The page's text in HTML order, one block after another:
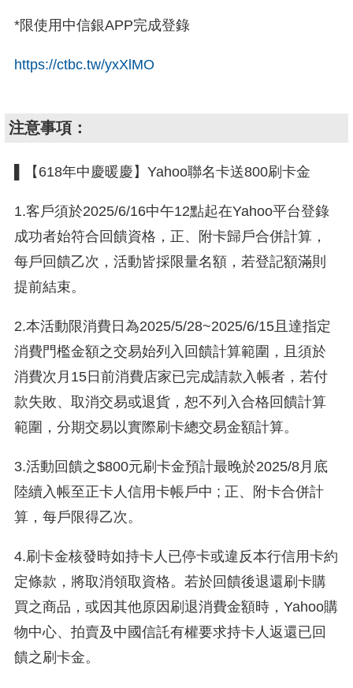
*限使用中信銀APP完成登錄
https://ctbc.tw/yxXlMO
注意事項：
▌【618年中慶暖慶】Yahoo聯名卡送800刷卡金
1.客戶須於2025/6/16中午12點起在Yahoo平台登錄
成功者始符合回饋資格，正、附卡歸戶合併計算，
每戶回饋乙次，活動皆採限量名額，若登記額滿則
提前結束。
2.本活動限消費日為2025/5/28~2025/6/15且達指定
消費門檻金額之交易始列入回饋計算範圍，且須於
消費次月15日前消費店家已完成請款入帳者，若付
款失敗、取消交易或退貨，恕不列入合格回饋計算
範圍，分期交易以實際刷卡總交易金額計算。
3.活動回饋之$800元刷卡金預計最晚於2025/8月底
陸續入帳至正卡人信用卡帳戶中 ; 正、附卡合併計
算，每戶限得乙次。
4.刷卡金核發時如持卡人已停卡或違反本行信用卡約
定條款，將取消領取資格。若於回饋後退還刷卡購
買之商品，或因其他原因刷退消費金額時，Yahoo購
物中心、拍賣及中國信託有權要求持卡人返還已回
饋之刷卡金。